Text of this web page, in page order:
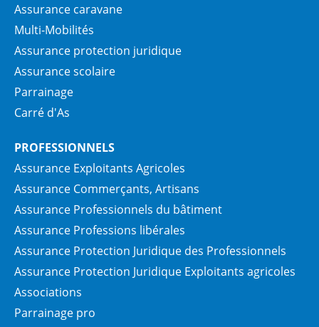
Assurance caravane
Multi-Mobilités
Assurance protection juridique
Assurance scolaire
Parrainage
Carré d'As
PROFESSIONNELS
Assurance Exploitants Agricoles
Assurance Commerçants, Artisans
Assurance Professionnels du bâtiment
Assurance Professions libérales
Assurance Protection Juridique des Professionnels
Assurance Protection Juridique Exploitants agricoles
Associations
Parrainage pro